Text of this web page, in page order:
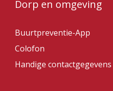
Dorp en omgeving
Buurtpreventie-App
Colofon
Handige contactgegevens